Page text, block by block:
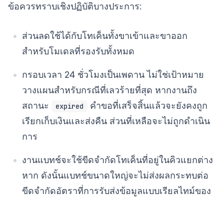
ข้อควรทราบเชิงปฏิบัติบางประการ:
ส่วนลดใช้ได้กับโทเค็นทั้งขาเข้าและขาออก
สำหรับโมเดลที่รองรับทั้งหมด
กรอบเวลา 24 ชั่วโมงเป็นเพดาน ไม่ใช่เป้าหมาย
วางแผนสำหรับกรณีที่เลวร้ายที่สุด หากงานถึง
สถานะ
expired
คำขอที่เสร็จสิ้นแล้วจะยังคงถูก
เรียกเก็บเงินและส่งคืน ส่วนที่เหลือจะไม่ถูกดำเนิน
การ
งานแบทช์จะใช้ขีดจำกัดโทเค็นที่อยู่ในคิวแยกต่าง
หาก ดังนั้นแบทช์ขนาดใหญ่จะไม่ส่งผลกระทบต่อ
ขีดจำกัดอัตราที่การรับส่งข้อมูลแบบเรียลไทม์ของ